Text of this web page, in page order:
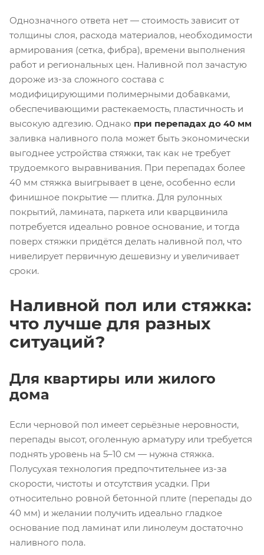
Однозначного ответа нет — стоимость зависит от
толщины слоя, расхода материалов, необходимости
армирования (сетка, фибра), времени выполнения
работ и региональных цен. Наливной пол зачастую
дороже из-за сложного состава с
модифицирующими полимерными добавками,
обеспечивающими растекаемость, пластичность и
высокую адгезию. Однако при перепадах до 40 мм
заливка наливного пола может быть экономически
выгоднее устройства стяжки, так как не требует
трудоемкого выравнивания. При перепадах более
40 мм стяжка выигрывает в цене, особенно если
финишное покрытие — плитка. Для рулонных
покрытий, ламината, паркета или кварцвинила
потребуется идеально ровное основание, и тогда
поверх стяжки придётся делать наливной пол, что
нивелирует первичную дешевизну и увеличивает
сроки.
Наливной пол или стяжка:
что лучше для разных
ситуаций?
Для квартиры или жилого
дома
Если черновой пол имеет серьёзные неровности,
перепады высот, оголенную арматуру или требуется
поднять уровень на 5–10 см — нужна стяжка.
Полусухая технология предпочтительнее из-за
скорости, чистоты и отсутствия усадки. При
относительно ровной бетонной плите (перепады до
40 мм) и желании получить идеально гладкое
основание под ламинат или линолеум достаточно
наливного пола.